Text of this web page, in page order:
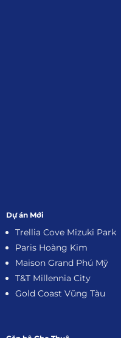
Dự án Mới
Trellia Cove Mizuki Park
Paris Hoàng Kim
Maison Grand Phú Mỹ
T&T Millennia City
Gold Coast Vũng Tàu